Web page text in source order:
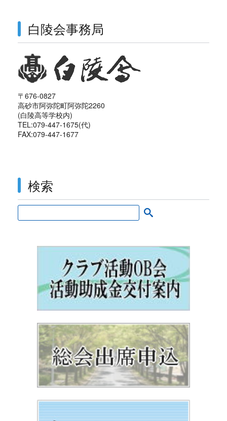
白陵会事務局
〒676-0827
高砂市阿弥陀町阿弥陀2260
(白陵高等学校内)
TEL:079-447-1675(代)
FAX:079-447-1677
検索